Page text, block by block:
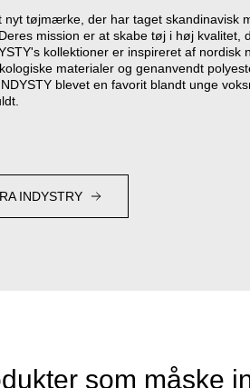
nyt tøjmærke, der har taget skandinavisk
mission er at skabe tøj i høj kvalitet,
kollektioner er inspireret af nordisk
materialer og genanvendt
blevet en favorit blandt unge
INDYSTRY
som måske